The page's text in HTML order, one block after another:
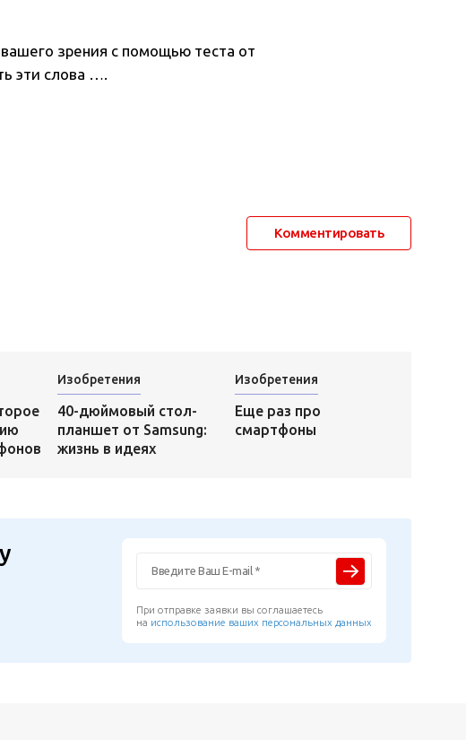
зрения с помощью теста от
эти слова ….
Комментировать
Изобретения
40-дюймовый стол-
планшет от Samsung:
жизнь в идеях
Изобретения
Еще раз про
смартфоны
При отправке заявки вы соглашаетесь
на использование ваших персональных данных